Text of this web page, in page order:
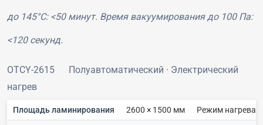
до 145°C: <50 минут. Время вакуумирования до 100 Па:
<120 секунд.
OTCY-2615
Полуавтоматический · Электрический
нагрев
Площадь ламинирования 2600 × 1500 мм Режим нагрева